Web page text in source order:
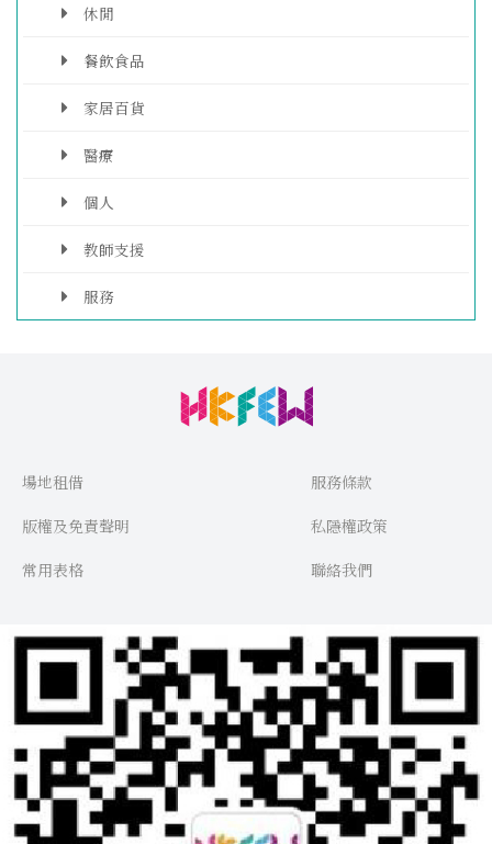
休閒
餐飲食品
家居百貨
醫療
個人
教師支援
服務
場地租借
服務條款
版權及免責聲明
私隱權政策
常用表格
聯絡我們